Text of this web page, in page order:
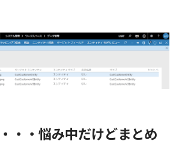
・・悩み中だけどまとめ